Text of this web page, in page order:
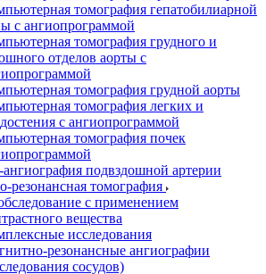
томография гепатобилиарной
с ангиопрограммой
томография грудного и
отделов аорты с
томография грудной аорты
томография легких и
с ангиопрограммой
томография почек
подвздошной артерии
резонансная томография
с применением
вещества
исследования
резонансные ангиографии
сосудов)